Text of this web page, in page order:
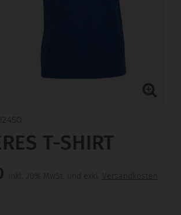
T-SHIRT
inkl. 20% MwSt. und exkl. Versandkosten